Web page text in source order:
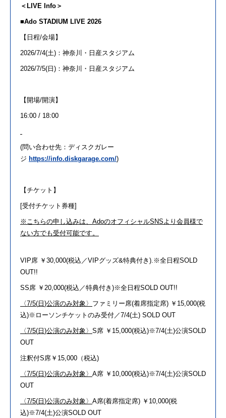
＜LIVE Info＞
■Ado STADIUM LIVE 2026
【 日程/会場】
2026/7/4(土)：神奈川・ 日 産スタジアム
2026/7/5(日)：神奈川・ 日 産スタジアム
【開場/開演】
16:00 / 18:00
(問い合わせ先：ディスクガレー
ジ https://info.diskgarage.com/)
【チケット】
[受付チケット券種]
※こちらの申し込みは、 AdoのオフィシャルSNSより会員様で
ない方でも受付可能です。
VIP席 ￥30,000(税込／VIPグッズ&特典付き).※全日程SOLD
OUT!!
SS席 ￥ 20 ,000(税込／特典付き)※全日程SOLD OUT!!
〈7/5(日)公演のみ対象〉 ファミリー席(着席指定席) ￥15,000(税
込)※ローソンチケットのみ受付／7/4(土) SOLD OUT
〈7/5(日)公演のみ対象〉 S席 ￥15,000(税込)※7/4(土)公演SOLD
OUT
注釈付S席￥15,000（税込)
〈7/5(日)公演のみ対象〉 A席 ￥10,000(税込)※7/4(土)公演SOLD
OUT
〈7/5(日)公演のみ対象〉 A席(着席指定席) ￥10,000(税
込)※7/4(土)公演SOLD OUT